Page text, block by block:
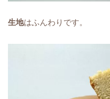
生地はふんわりです。